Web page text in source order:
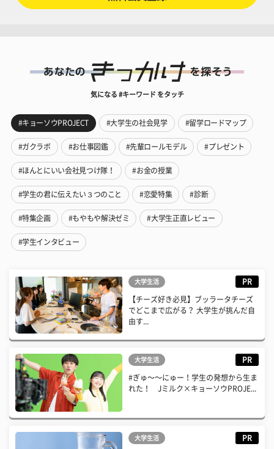
気になる #キーワード をタッチ
#キョーソウPROJECT #大学生の社会見学 #留学ロードマップ
#ガクラボ #お仕事図鑑 #先輩ロールモデル #プレゼント
#ほんとにいい会社見つけ隊！ #お金の授業
#学生の君に伝えたい３つのこと #恋愛特集 #診断
#特集企画 #もやもや解決ゼミ #大学生正直レビュー
#学生インタビュー
大学生活 PR
【チーズ好き必見】ブッラータチーズ
でどこまで広がる？ 大学生が挑んだ自
由す...
大学生活 PR
#ぎゅ〜〜にゅー！学生の発想から生ま
れた！ Jミルク×キョーソウPROJE...
大学生活 PR